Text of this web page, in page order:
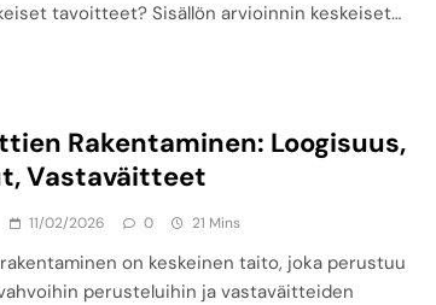
tavoitteet? Sisällön arvioinnin keskeiset…
Rakentaminen: Loogisuus,
Vastaväitteet
11/02/2026 0 21 Mins
on keskeinen taito, joka perustuu
perusteluihin ja vastaväitteiden